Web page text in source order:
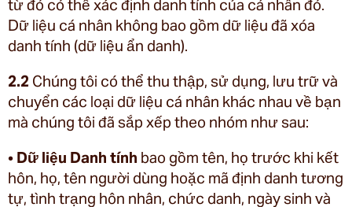
từ đó có thể xác định danh tính của cá nhân đó.
Dữ liệu cá nhân không bao gồm dữ liệu đã xóa
danh tính (dữ liệu ẩn danh).
2.2 Chúng tôi có thể thu thập, sử dụng, lưu trữ và
chuyển các loại dữ liệu cá nhân khác nhau về bạn
mà chúng tôi đã sắp xếp theo nhóm như sau:
• Dữ liệu Danh tính bao gồm tên, họ trước khi kết
hôn, họ, tên người dùng hoặc mã định danh tương
tự, tình trạng hôn nhân, chức danh, ngày sinh và